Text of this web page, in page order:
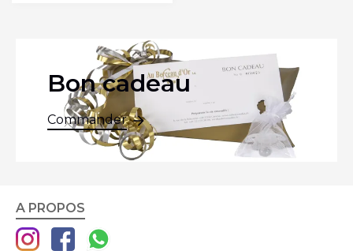
Bon cadeau
Commander
A PROPOS